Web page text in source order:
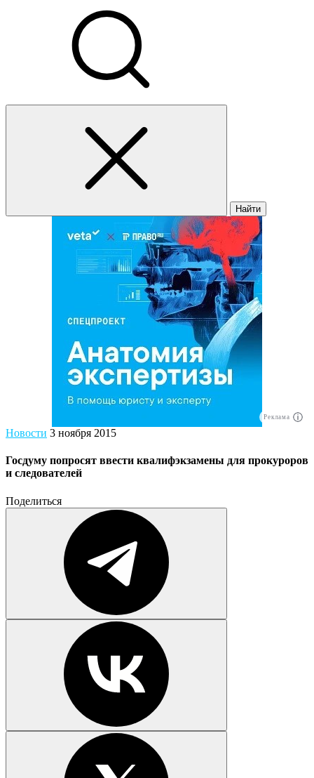
Найти
Реклама
Новости 3 ноября 2015
Госдуму попросят ввести квалифэкзамены для прокуроров
и следователей
Поделиться